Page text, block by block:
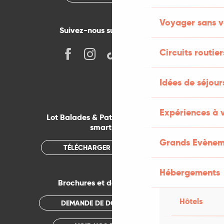
Voyager sans
Circuits
Idées de
Expériences à
Grands
Hébergements
Hôtels
Suivez-nous sur les réseaux !
Lot Balades & Patrimoines sur votre
smartphone
TÉLÉCHARGER L'APPLICATION
Brochures et documentations
DEMANDE DE DOCUMENTATION